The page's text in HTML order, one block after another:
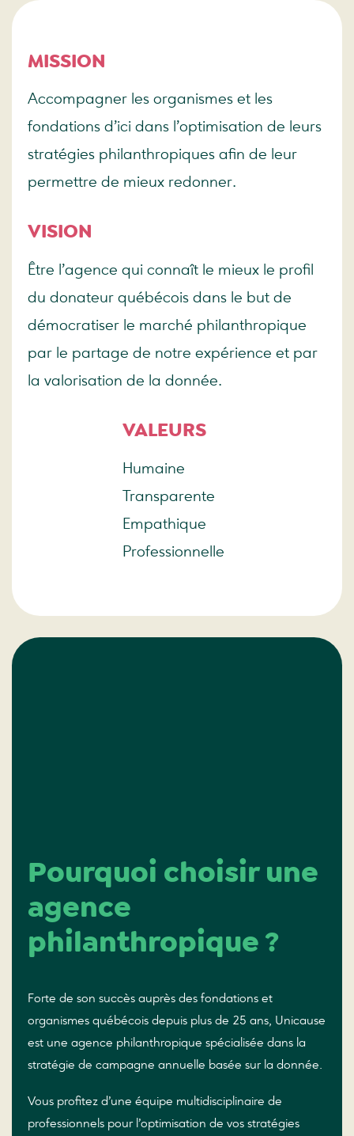
MISSION
Accompagner les organismes et les
fondations d’ici dans l’optimisation de leurs
stratégies philanthropiques afin de leur
permettre de mieux redonner.
VISION
Être l’agence qui connaît le mieux le profil
du donateur québécois dans le but de
démocratiser le marché philanthropique
par le partage de notre expérience et par
la valorisation de la donnée.
VALEURS
Humaine
Transparente
Empathique
Professionnelle
Pourquoi choisir une
agence
philanthropique ?
Forte de son succès auprès des fondations et
organismes québécois depuis plus de 25 ans, Unicause
est une agence philanthropique spécialisée dans la
stratégie de campagne annuelle basée sur la donnée.
Vous profitez d’une équipe multidisciplinaire de
professionnels pour l’optimisation de vos stratégies